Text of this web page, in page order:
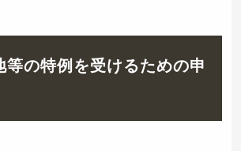
等の特例を受けるための申